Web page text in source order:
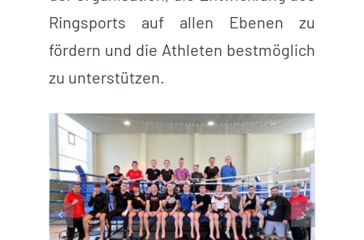
Ringsports auf allen Ebenen zu
fördern und die Athleten bestmöglich
zu unterstützen.